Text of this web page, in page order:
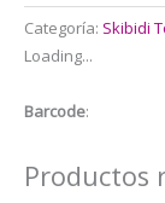
con
fondo
telón
Toilet
Categoría: Skibidi
Loading...
Barcode:
Productos